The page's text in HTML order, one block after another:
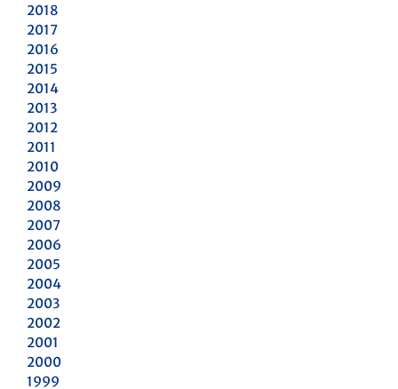
2018
2017
2016
2015
2014
2013
2012
2011
2010
2009
2008
2007
2006
2005
2004
2003
2002
2001
2000
1999